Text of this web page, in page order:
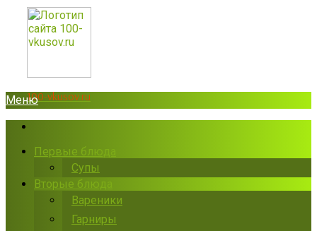
100-vkusov.ru
Меню
Первые блюда
Супы
Вторые блюда
Вареники
Гарниры